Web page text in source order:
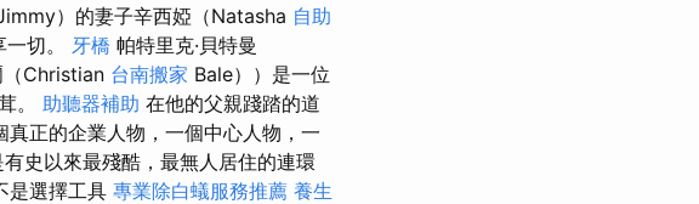
）的妻子辛西婭（Natasha 自助
切。 牙橋 帕特里克·貝特曼
（Christian 台南搬家 Bale））是一位
。 助聽器補助 在他的父親踐踏的道
真正的企業人物，一個中心人物，一
史以來最殘酷，最無人居住的連環
是選擇工具 專業除白蟻服務推薦 養生